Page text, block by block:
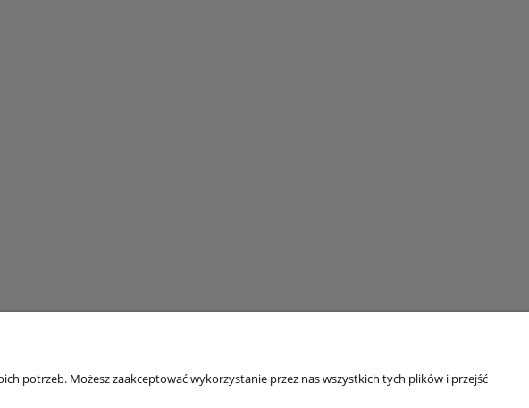
potrzeb. Możesz zaakceptować wykorzystanie przez nas wszystkich tych plików i przejść